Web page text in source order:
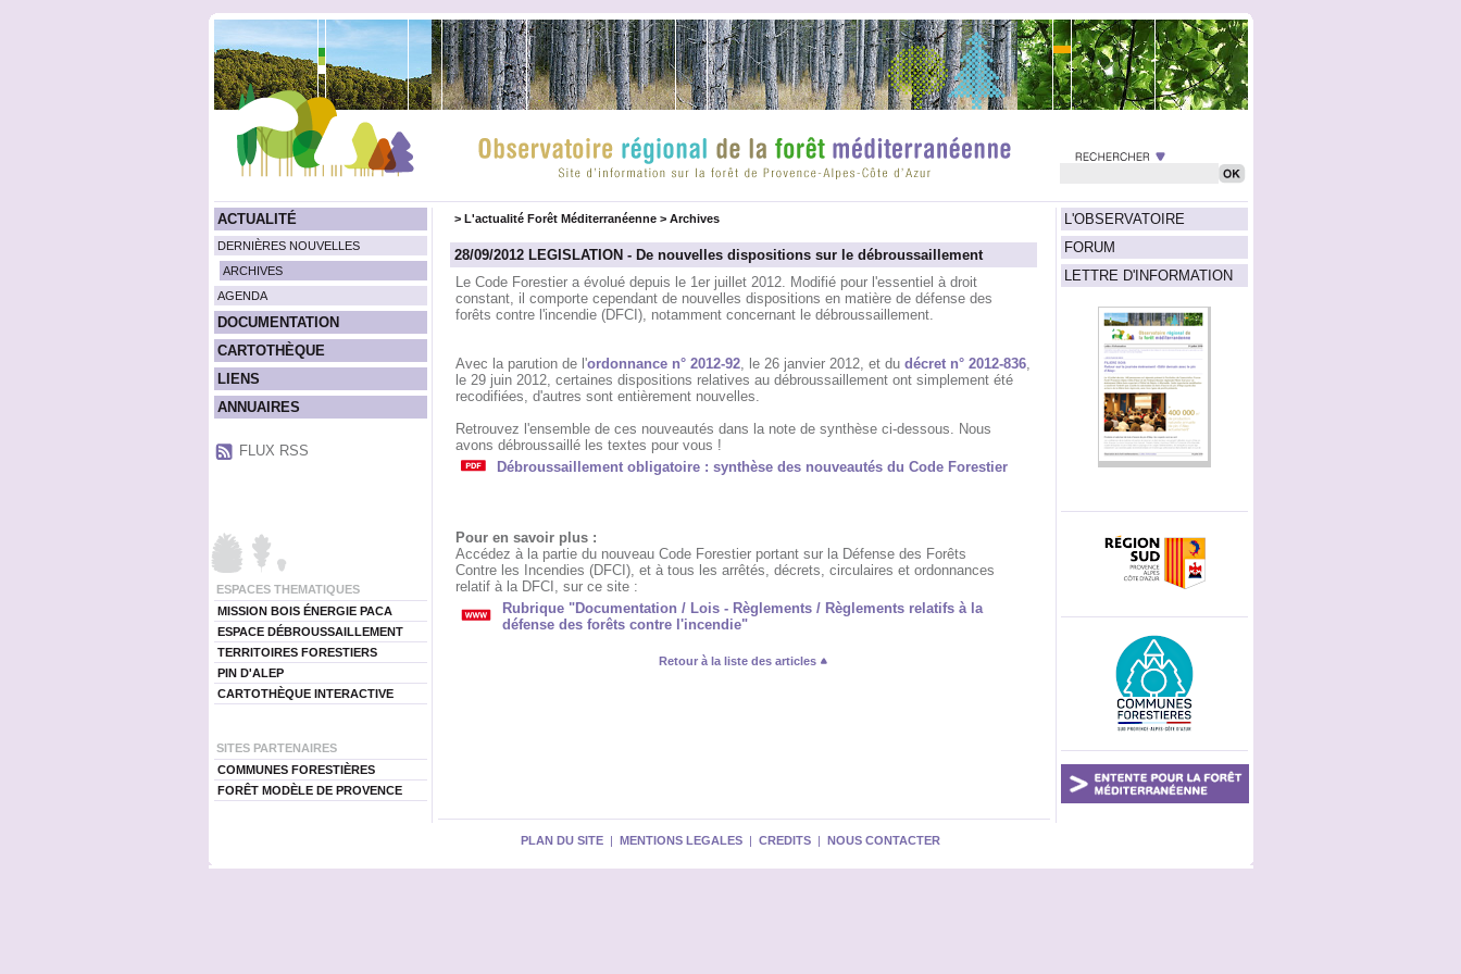
ACTUALITÉ
DERNIÈRES NOUVELLES
ARCHIVES
AGENDA
DOCUMENTATION
CARTOTHÈQUE
LIENS
ANNUAIRES
FLUX RSS
ESPACES THEMATIQUES
MISSION BOIS ÉNERGIE PACA
ESPACE DÉBROUSSAILLEMENT
TERRITOIRES FORESTIERS
PIN D'ALEP
CARTOTHÈQUE INTERACTIVE
SITES PARTENAIRES
COMMUNES FORESTIÈRES
FORÊT MODÈLE DE PROVENCE
L'OBSERVATOIRE
FORUM
LETTRE D'INFORMATION
> L'actualité Forêt Méditerranéenne> Archives
28/09/2012 LEGISLATION - De nouvelles dispositions sur le débroussaillement
Le Code Forestier a évolué depuis le 1er juillet 2012. Modifié pour l'essentiel à droit
constant, il comporte cependant de nouvelles dispositions en matière de défense des
forêts contre l'incendie (DFCI), notamment concernant le débroussaillement.
Avec la parution de l'ordonnance n° 2012-92, le 26 janvier 2012, et du décret n° 2012-836,
le 29 juin 2012, certaines dispositions relatives au débroussaillement ont simplement été
recodifiées, d'autres sont entièrement nouvelles.
Retrouvez l'ensemble de ces nouveautés dans la note de synthèse ci-dessous. Nous
avons débroussaillé les textes pour vous !
Débroussaillement obligatoire : synthèse des nouveautés du Code Forestier
Pour en savoir plus :
Accédez à la partie du nouveau Code Forestier portant sur la Défense des Forêts
Contre les Incendies (DFCI), et à tous les arrêtés, décrets, circulaires et ordonnances
relatif à la DFCI, sur ce site :
Rubrique "Documentation / Lois - Règlements / Règlements relatifs à la
défense des forêts contre l'incendie"
Retour à la liste des articles
PLAN DU SITE | MENTIONS LEGALES | CREDITS | NOUS CONTACTER